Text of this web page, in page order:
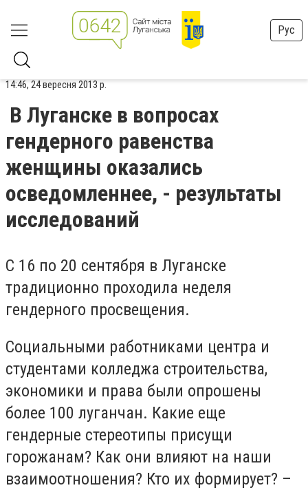
Рус
14:46, 24 вересня 2013 р.
В Луганске в вопросах
гендерного равенства
женщины оказались
осведомленнее, - результаты
исследований
С 16 по 20 сентября в Луганске
традиционно проходила неделя
гендерного просвещения.
Социальными работниками центра и
студентами колледжа строительства,
экономики и права были опрошены
более 100 луганчан. Какие еще
гендерные стереотипы присущи
горожанам? Как они влияют на наши
взаимоотношения? Кто их формирует? –